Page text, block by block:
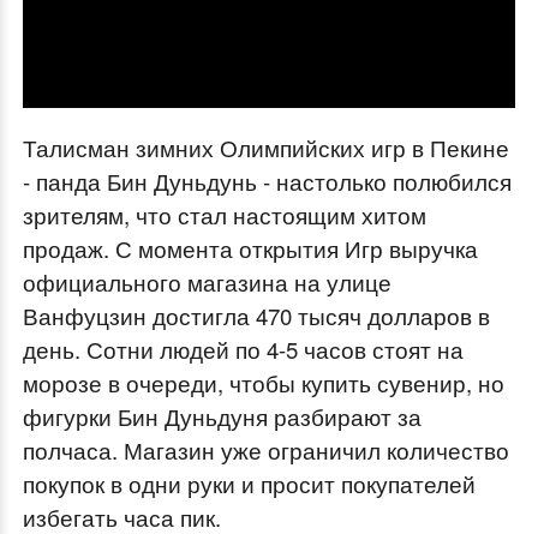
o
d
a
l
w
i
n
d
o
w
.
Талисман зимних Олимпийских игр в Пекине
- панда Бин Дуньдунь - настолько полюбился
зрителям, что стал настоящим хитом
продаж. С момента открытия Игр выручка
официального магазина на улице
Ванфуцзин достигла 470 тысяч долларов в
день. Сотни людей по 4-5 часов стоят на
морозе в очереди, чтобы купить сувенир, но
фигурки Бин Дуньдуня разбирают за
полчаса. Магазин уже ограничил количество
покупок в одни руки и просит покупателей
избегать часа пик.